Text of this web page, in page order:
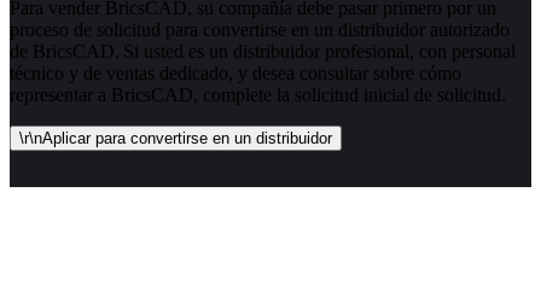
Para vender BricsCAD, su compañía debe pasar primero por un
proceso de solicitud para convertirse en un distribuidor autorizado
de BricsCAD. Si usted es un distribuidor profesional, con personal
técnico y de ventas dedicado, y desea consultar sobre cómo
representar a BricsCAD, complete la solicitud inicial de solicitud.
\r\nAplicar para convertirse en un distribuidor